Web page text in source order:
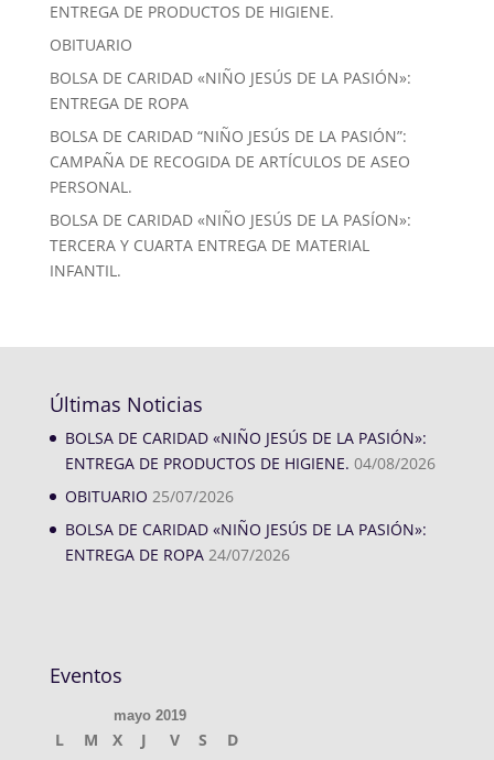
ENTREGA DE PRODUCTOS DE HIGIENE.
OBITUARIO
BOLSA DE CARIDAD «NIÑO JESÚS DE LA PASIÓN»:
ENTREGA DE ROPA
BOLSA DE CARIDAD “NIÑO JESÚS DE LA PASIÓN”:
CAMPAÑA DE RECOGIDA DE ARTÍCULOS DE ASEO
PERSONAL.
BOLSA DE CARIDAD «NIÑO JESÚS DE LA PASÍON»:
TERCERA Y CUARTA ENTREGA DE MATERIAL
INFANTIL.
Últimas Noticias
BOLSA DE CARIDAD «NIÑO JESÚS DE LA PASIÓN»:
ENTREGA DE PRODUCTOS DE HIGIENE. 04/08/2026
OBITUARIO 25/07/2026
BOLSA DE CARIDAD «NIÑO JESÚS DE LA PASIÓN»:
ENTREGA DE ROPA 24/07/2026
Eventos
mayo 2019
L M X J V S
D